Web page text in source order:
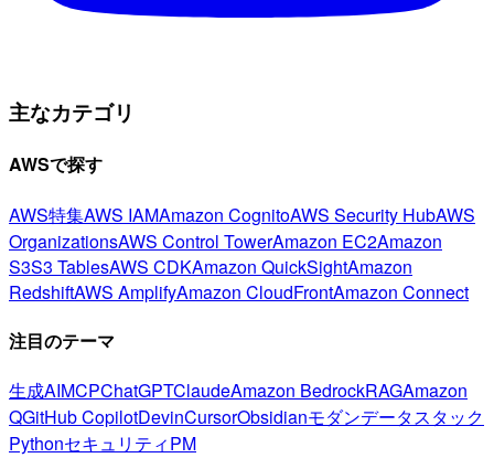
主なカテゴリ
AWSで探す
AWS特集AWS IAMAmazon CognitoAWS Security HubAWS
OrganizationsAWS Control TowerAmazon EC2Amazon
S3S3 TablesAWS CDKAmazon QuickSightAmazon
RedshiftAWS AmplifyAmazon CloudFrontAmazon Connect
注目のテーマ
生成AIMCPChatGPTClaudeAmazon BedrockRAGAmazon
QGitHub CopilotDevinCursorObsidianモダンデータスタック
PythonセキュリティPM